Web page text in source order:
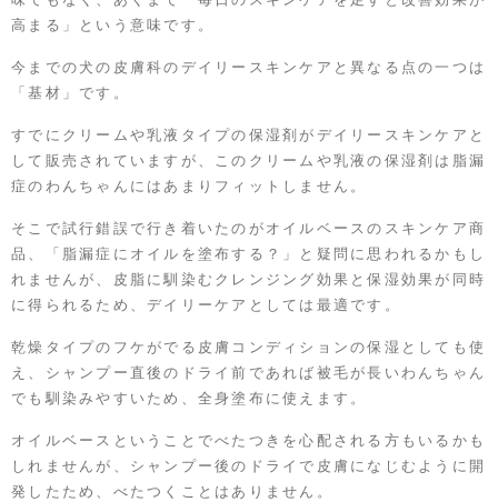
高まる」という意味です。
今までの犬の皮膚科のデイリースキンケアと異なる点の一つは
「基材」です。
すでにクリームや乳液タイプの保湿剤がデイリースキンケアと
して販売されていますが、このクリームや乳液の保湿剤は脂漏
症のわんちゃんにはあまりフィットしません。
そこで試行錯誤で行き着いたのがオイルベースのスキンケア商
品、「脂漏症にオイルを塗布する？」と疑問に思われるかもし
れませんが、皮脂に馴染むクレンジング効果と保湿効果が同時
に得られるため、デイリーケアとしては最適です。
乾燥タイプのフケがでる皮膚コンディションの保湿としても使
え、シャンプー直後のドライ前であれば被毛が長いわんちゃん
でも馴染みやすいため、全身塗布に使えます。
オイルベースということでべたつきを心配される方もいるかも
しれませんが、シャンプー後のドライで皮膚になじむように開
発したため、べたつくことはありません。